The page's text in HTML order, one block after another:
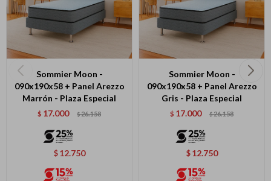
Sommier Moon -
090x190x58 + Panel Arezzo
Marrón - Plaza Especial
$ 17.000 $26.158
$ 12.750
Sommier Moon -
090x190x58 + Panel Arezzo
Gris - Plaza Especial
$ 17.000 $26.158
$ 12.750